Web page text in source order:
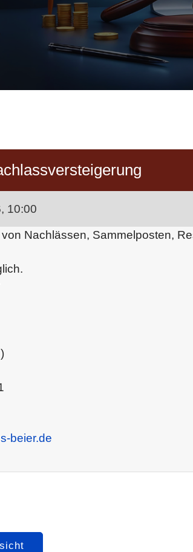
10:00
Nachlässen, Sammelposten,
beier.de